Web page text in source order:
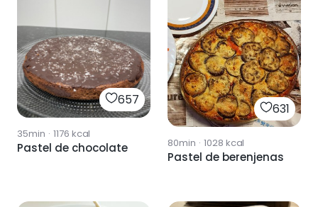
657
35min · 1176 kcal
Pastel de chocolate
631
80min · 1028 kcal
Pastel de berenjenas